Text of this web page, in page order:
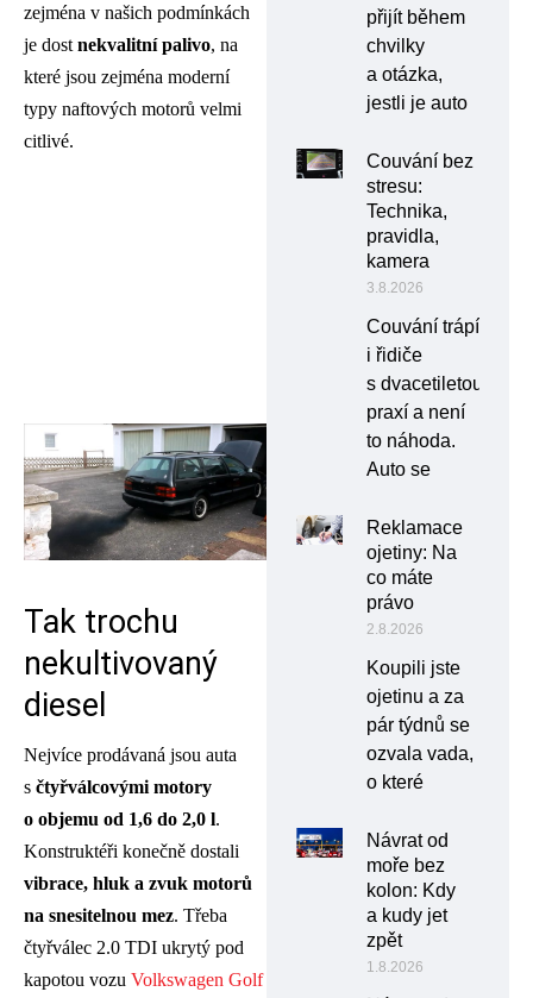
zejména v našich podmínkách
je dost nekvalitní palivo, na
které jsou zejména moderní
typy naftových motorů velmi
citlivé.
Tak trochu
nekultivovaný
diesel
Nejvíce prodávaná jsou auta
s čtyřválcovými motory
o objemu od 1,6 do 2,0 l.
Konstruktéři konečně dostali
vibrace, hluk a zvuk motorů
na snesitelnou mez. Třeba
čtyřválec 2.0 TDI ukrytý pod
kapotou vozu Volkswagen Golf
přijít během
chvilky
a otázka,
jestli je auto
Couvání bez
stresu:
Technika,
pravidla,
kamera
3.8.2026
Couvání trápí
i řidiče
s dvacetiletou
praxí a není
to náhoda.
Auto se
Reklamace
ojetiny: Na
co máte
právo
2.8.2026
Koupili jste
ojetinu a za
pár týdnů se
ozvala vada,
o které
Návrat od
moře bez
kolon: Kdy
a kudy jet
zpět
1.8.2026